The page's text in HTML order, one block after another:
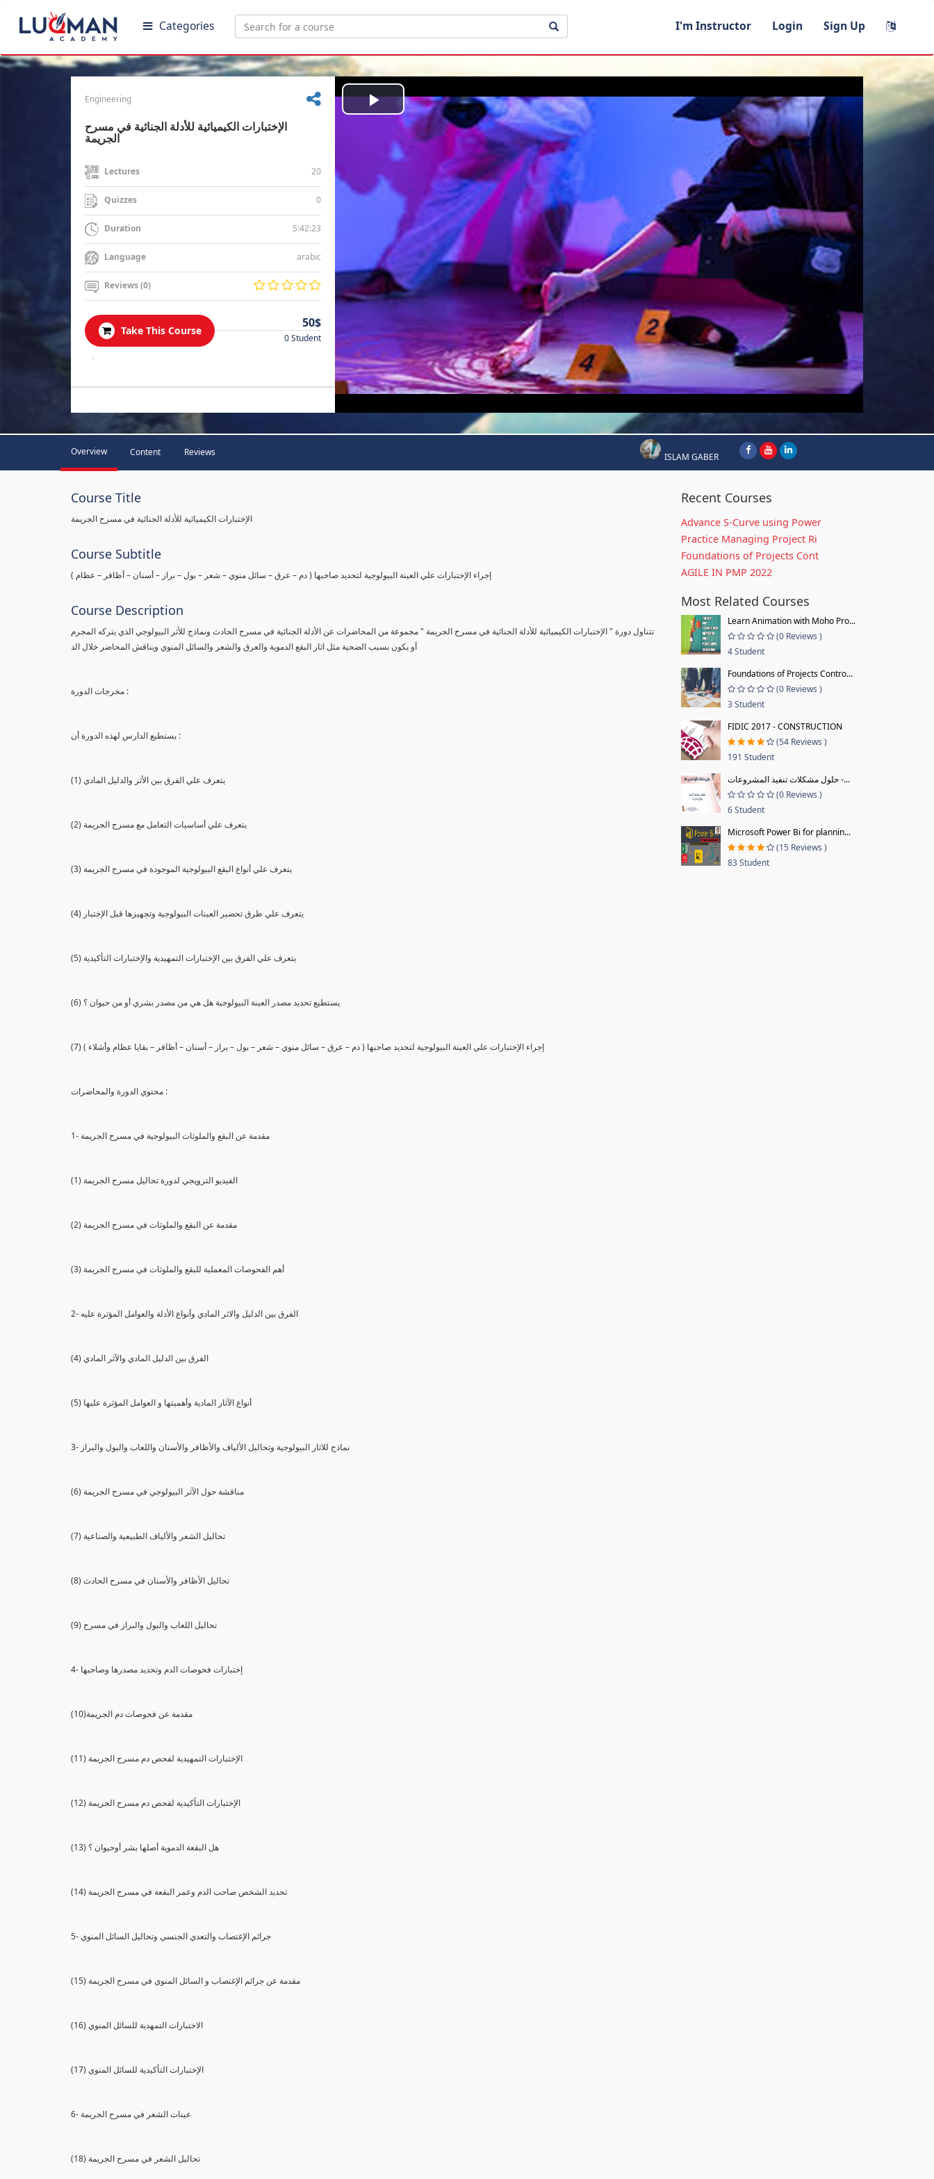
Categories I'm Instructor Login Sign Up
Engineering
الإختبارات الكيميائية للأدلة الجنائية في مسرح
الجريمة
Lectures 20
Quizzes 0
Duration 5:42:23
Language arabic
Reviews (0)
Take This Course
50$
0 Student
.
Play
Video
Overview Content Reviews ISLAM GABER
Course Title
الإختبارات الكيميائية للأدلة الجنائية في مسرح الجريمة
Course Subtitle
( إجراء الإختبارات علي العينة البيولوجية لتحديد صاحبها ( دم – عرق – سائل منوي – شعر – بول – براز – أسنان – أظافر – عظام
Course Description
تتناول دورة " الإختبارات الكيميائية للأدلة الجنائية في مسرح الجريمة " مجموعة من المحاضرات عن الأدلة الجنائية في مسرح الحادث ونماذج للأثر البيولوجي الذي يتركه المجرم
أو يكون بسبب الضحية مثل اثار البقع الدموية والعرق والشعر والسائل المنوي ويناقش المحاضر خلال الد
مخرجات الدورة :
يستطيع الدارس لهذه الدورة أن :
(1) يتعرف علي الفرق بين الأثر والدليل المادي
(2) يتعرف علي أساسيات التعامل مع مسرح الجريمة
(3) يتعرف علي أنواع البقع البيولوجية الموجودة في مسرح الجريمة
(4) يتعرف علي طرق تحضير العينات البيولوجية وتجهيزها قبل الإختبار
(5) يتعرف علي الفرق بين الإختبارات التمهيدية والإختبارات التأكيدية
(6) يستطيع تحديد مصدر العينة البيولوجية هل هي من مصدر بشري أو من حيوان ؟
(7) إجراء الإختبارات علي العينة البيولوجية لتحديد صاحبها ( دم – عرق – سائل منوي – شعر – بول – براز – أسنان – أظافر – بقايا عظام وأشلاء )
محتوي الدورة والمحاضرات :
1- مقدمة عن البقع والملوثات البيولوجية في مسرح الجريمة
(1) الفيديو الترويجي لدورة تحاليل مسرح الجريمة
(2) مقدمة عن البقع والملوثات في مسرح الجريمة
(3) أهم الفحوصات المعملية للبقع والملوثات في مسرح الجريمة
2- الفرق بين الدليل والاثر المادي وأنواع الأدلة والعوامل المؤثرة عليه
(4) الفرق بين الدليل المادي والآثر المادي
(5) أنواع الآثار المادية وأهميتها و العوامل المؤثرة عليها
3- نماذج للاثار البيولوجية وتحاليل الألياف والأظافر والأسنان واللعاب والبول والبراز
(6) مناقشة حول الآثر البيولوجي في مسرح الجريمة
(7) تحاليل الشعر والألياف الطبيعية والصناعية
(8) تحاليل الأظافر والأسنان في مسرح الحادث
(9) تحاليل اللعاب والبول والبراز في مسرح
4- إختبارات فحوصات الدم وتحديد مصدرها وصاحبها
(10)مقدمة عن فحوصات دم الجريمة
(11) الإختبارات التمهيدية لفحص دم مسرح الجريمة
(12) الإختبارات التأكيدية لفحص دم مسرح الجريمة
(13) هل البقعة الدموية أصلها بشر أوحيوان ؟
(14) تحديد الشخص صاحب الدم وعمر البقعة في مسرح الجريمة
5- جرائم الإغتصاب والتعدي الجنسي وتحاليل السائل المنوي
(15) مقدمة عن جرائم الإغتصاب و السائل المنوي في مسرح الجريمة
(16) الاختبارات التمهدية للسائل المنوي
(17) الإختبارات التأكيدية للسائل المنوي
6- عينات الشعر في مسرح الجريمة
(18) تحاليل الشعر في مسرح الجريمة
Recent Courses
Advance S-Curve using Power
Practice Managing Project Ri
Foundations of Projects Cont
AGILE IN PMP 2022
Most Related Courses
Learn Animation with Moho Pro...
(0 Reviews )
4 Student
Foundations of Projects Contro...
(0 Reviews )
3 Student
FIDIC 2017 - CONSTRUCTION
(54 Reviews )
191 Student
حلول مشكلات تنفيذ المشروعات -...
(0 Reviews )
6 Student
Microsoft Power Bi for plannin...
(15 Reviews )
83 Student